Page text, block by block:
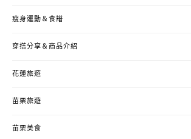
瘦身運動＆食譜
穿搭分享＆商品介紹
花蓮旅遊
苗栗旅遊
苗栗美食